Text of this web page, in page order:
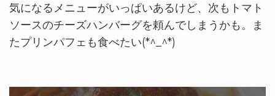
気になるメニューがいっぱいあるけど、次もトマト
ソースのチーズハンバーグを頼んでしまうかも。ま
たプリンパフェも食べたい(*^_^*)